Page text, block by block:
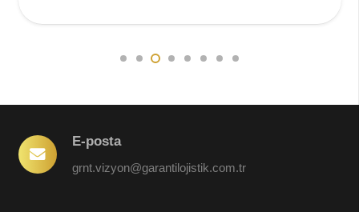
E-posta
grnt.vizyon@garantilojistik.com.tr